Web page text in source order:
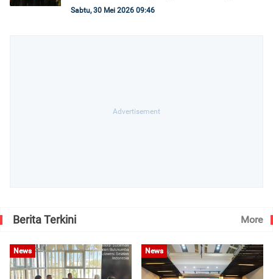
Sabtu, 30 Mei 2026 09:46
Berita Terkini More
News News